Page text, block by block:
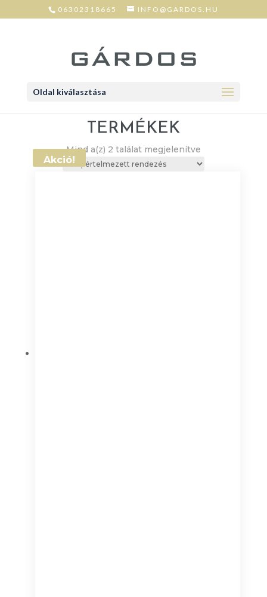
06302318665 INFO@GARDOS.HU
Oldal kiválasztása
TERMÉKEK
Mind a(z) 2 találat megjelenítve
Akció!